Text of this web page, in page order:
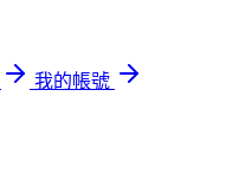
我的帳號